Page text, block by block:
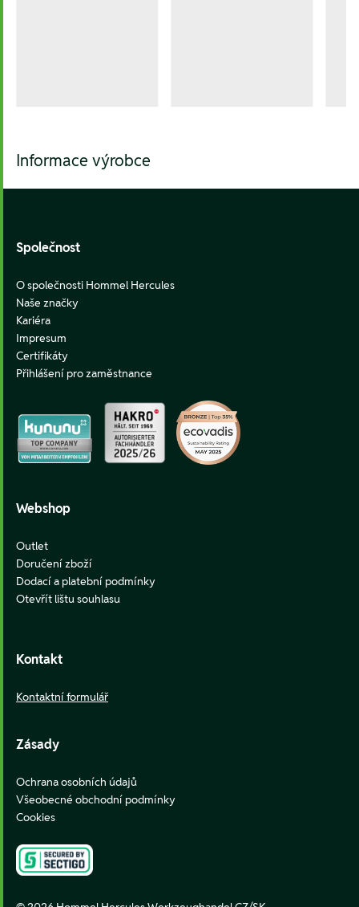
Informace výrobce
Společnost
O společnosti Hommel Hercules
Naše značky
Kariéra
Impresum
Certifikáty
Přihlášení pro zaměstnance
Webshop
Outlet
Doručení zboží
Dodací a platební podmínky
Otevřít lištu souhlasu
Kontakt
Kontaktní formulář
Zásady
Ochrana osobních údajů
Všeobecné obchodní podmínky
Cookies